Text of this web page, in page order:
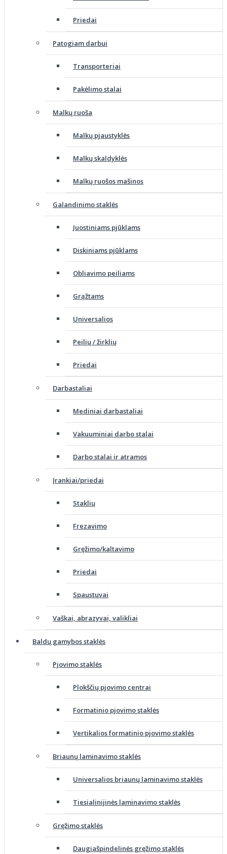
Priedai
Patogiam darbui
Transporteriai
Pakėlimo stalai
Malkų ruoša
Malkų pjaustyklės
Malkų skaldyklės
Malkų ruošos mašinos
Galandinimo staklės
Juostiniams pjūklams
Diskiniams pjūklams
Obliavimo peiliams
Grąžtams
Universalios
Peilių / žirklių
Priedai
Darbastaliai
Mediniai darbastaliai
Vakuuminiai darbo stalai
Darbo stalai ir atramos
Įrankiai/priedai
Staklių
Frezavimo
Gręžimo/kaltavimo
Priedai
Spaustuvai
Vaškai, abrazyvai, valikliai
Baldų gamybos staklės
Pjovimo staklės
Plokščių pjovimo centrai
Formatinio pjovimo staklės
Vertikalios formatinio pjovimo staklės
Briaunų laminavimo staklės
Universalios briaunų laminavimo staklės
Tiesialinijinės laminavimo staklės
Gręžimo staklės
Daugiašpindelinės gręžimo staklės